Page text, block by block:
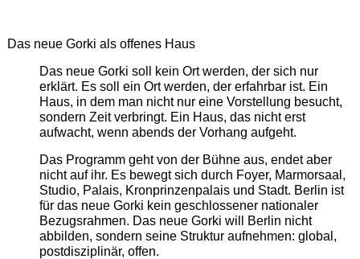
Das neue Gorki als offenes Haus
Das neue Gorki soll kein Ort werden, der sich nur
erklärt. Es soll ein Ort werden, der erfahrbar ist. Ein
Haus, in dem man nicht nur eine Vorstellung besucht,
sondern Zeit verbringt. Ein Haus, das nicht erst
aufwacht, wenn abends der Vorhang aufgeht.
Das Programm geht von der Bühne aus, endet aber
nicht auf ihr. Es bewegt sich durch Foyer, Marmorsaal,
Studio, Palais, Kronprinzenpalais und Stadt. Berlin ist
für das neue Gorki kein geschlossener nationaler
Bezugsrahmen. Das neue Gorki will Berlin nicht
abbilden, sondern seine Struktur aufnehmen: global,
postdisziplinär, offen.